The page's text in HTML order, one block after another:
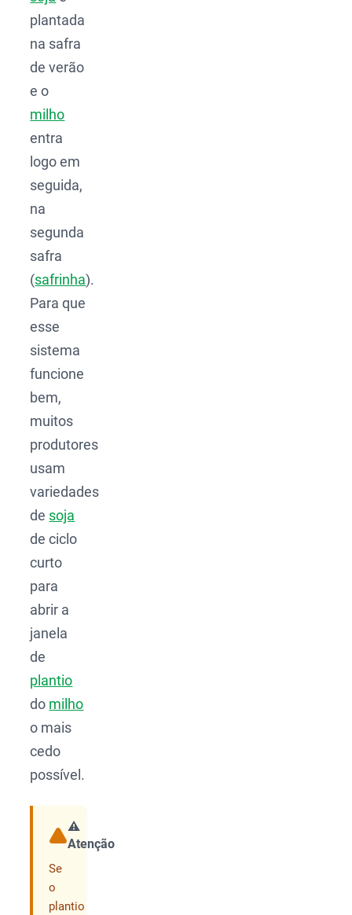
plantada
na safra
de verão
e o
milho
entra
logo em
seguida,
na
segunda
safra
(safrinha).
Para que
esse
sistema
funcione
bem,
muitos
produtores
usam
variedades
de soja
de ciclo
curto
para
abrir a
janela
de
plantio
do milho
o mais
cedo
possível.
⚠️
Atenção
Se
o
plantio